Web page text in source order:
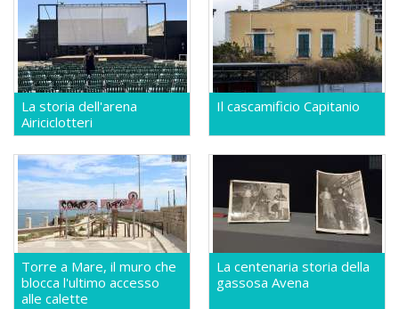
La storia dell'arena
Airiciclotteri
Il cascamificio Capitanio
Torre a Mare, il muro che
blocca l'ultimo accesso
alle calette
La centenaria storia della
gassosa Avena